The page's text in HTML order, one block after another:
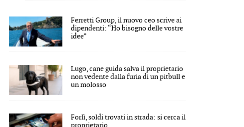
Ferretti Group, il nuovo ceo scrive ai
dipendenti: “Ho bisogno delle vostre
idee”
Lugo, cane guida salva il proprietario
non vedente dalla furia di un pitbull e
un molosso
Forlì, soldi trovati in strada: si cerca il
proprietario